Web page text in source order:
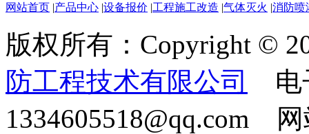
网站首页 |产品中心 |设备报价 |工程施工改造 |气体灭火 |消防喷
版权所有：Copyright ©
防工程技术有限公司
电
1334605518@qq.com